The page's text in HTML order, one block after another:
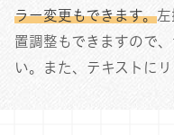
ラー変更もできます。
置調整もできますので
い。また、テキストに